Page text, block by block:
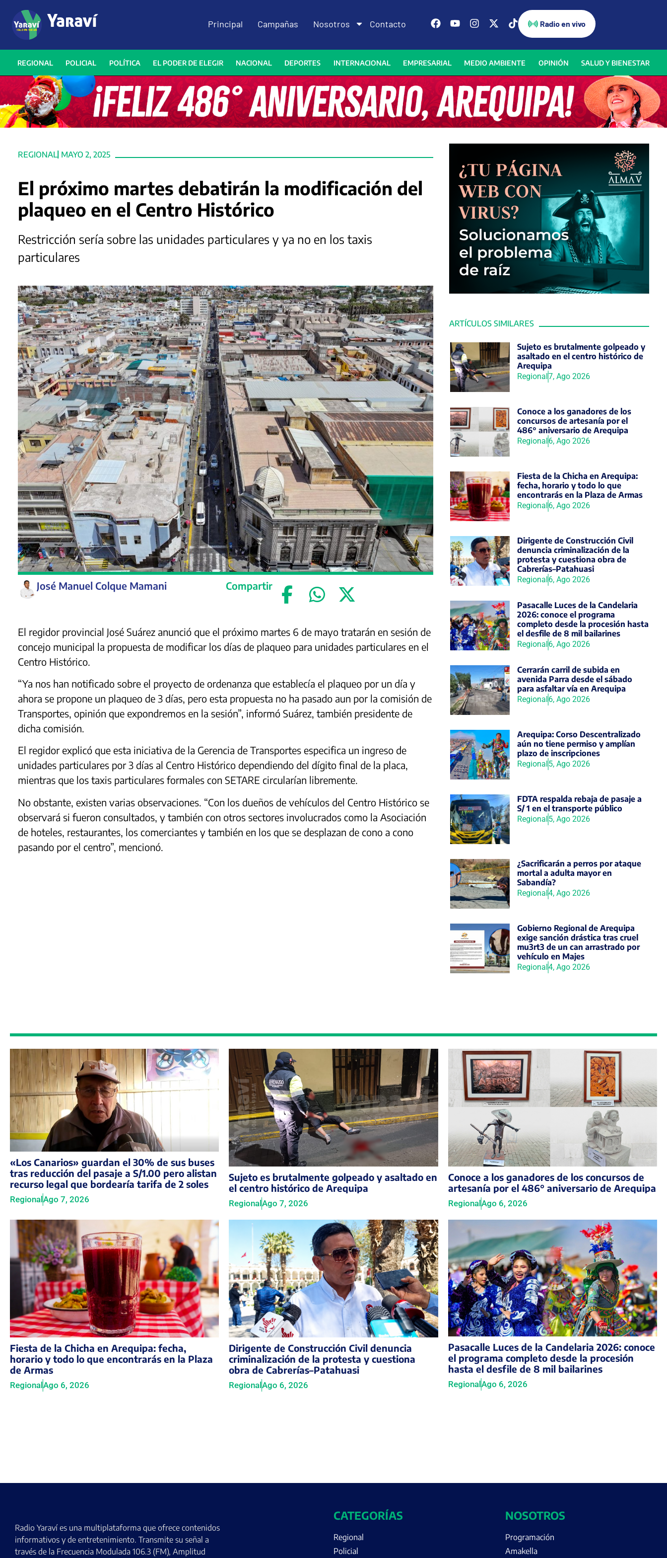
Principal Campañas Nosotros Contacto Radio en vivo
REGIONAL POLICIAL POLÍTICA EL PODER DE ELEGIR NACIONAL DEPORTES INTERNACIONAL EMPRESARIAL MEDIO AMBIENTE OPINIÓN SALUD Y BIENESTAR
ARTÍCULOS SIMILARES
Sujeto es brutalmente golpeado y
asaltado en el centro histórico de
Arequipa
Regional7, Ago 2026
Conoce a los ganadores de los
concursos de artesanía por el
486° aniversario de Arequipa
Regional6, Ago 2026
Fiesta de la Chicha en Arequipa:
fecha, horario y todo lo que
encontrarás en la Plaza de Armas
Regional6, Ago 2026
Dirigente de Construcción Civil
denuncia criminalización de la
protesta y cuestiona obra de
Cabrerías–Patahuasi
Regional6, Ago 2026
Pasacalle Luces de la Candelaria
2026: conoce el programa
completo desde la procesión hasta
el desfile de 8 mil bailarines
Regional6, Ago 2026
Cerrarán carril de subida en
avenida Parra desde el sábado
para asfaltar vía en Arequipa
Regional6, Ago 2026
Arequipa: Corso Descentralizado
aún no tiene permiso y amplían
plazo de inscripciones
Regional5, Ago 2026
FDTA respalda rebaja de pasaje a
S/ 1 en el transporte público
Regional5, Ago 2026
¿Sacrificarán a perros por ataque
mortal a adulta mayor en
Sabandía?
Regional4, Ago 2026
Gobierno Regional de Arequipa
exige sanción drástica tras cruel
mu3rt3 de un can arrastrado por
vehículo en Majes
Regional4, Ago 2026
REGIONAL MAYO 2, 2025
El próximo martes debatirán la modificación del
plaqueo en el Centro Histórico
Restricción sería sobre las unidades particulares y ya no en los taxis
particulares
José Manuel Colque Mamani Compartir
El regidor provincial José Suárez anunció que el próximo martes 6 de mayo tratarán en sesión de
concejo municipal la propuesta de modificar los días de plaqueo para unidades particulares en el
Centro Histórico.
“Ya nos han notificado sobre el proyecto de ordenanza que establecía el plaqueo por un día y
ahora se propone un plaqueo de 3 días, pero esta propuesta no ha pasado aun por la comisión de
Transportes, opinión que expondremos en la sesión”, informó Suárez, también presidente de
dicha comisión.
El regidor explicó que esta iniciativa de la Gerencia de Transportes especifica un ingreso de
unidades particulares por 3 días al Centro Histórico dependiendo del dígito final de la placa,
mientras que los taxis particulares formales con SETARE circularían libremente.
No obstante, existen varias observaciones. “Con los dueños de vehículos del Centro Histórico se
observará si fueron consultados, y también con otros sectores involucrados como la Asociación
de hoteles, restaurantes, los comerciantes y también en los que se desplazan de cono a cono
pasando por el centro”, mencionó.
«Los Canarios» guardan el 30% de sus buses
tras reducción del pasaje a S/1.00 pero alistan
recurso legal que bordearía tarifa de 2 soles
Regional Ago 7, 2026
Sujeto es brutalmente golpeado y asaltado en
el centro histórico de Arequipa
RegionalAgo 7, 2026
Conoce a los ganadores de los concursos de
artesanía por el 486° aniversario de Arequipa
RegionalAgo 6, 2026
Fiesta de la Chicha en Arequipa: fecha,
horario y todo lo que encontrarás en la Plaza
de Armas
RegionalAgo 6, 2026
Dirigente de Construcción Civil denuncia
criminalización de la protesta y cuestiona
obra de Cabrerías–Patahuasi
RegionalAgo 6, 2026
Pasacalle Luces de la Candelaria 2026: conoce
el programa completo desde la procesión
hasta el desfile de 8 mil bailarines
RegionalAgo 6, 2026
Radio Yaraví es una multiplataforma que ofrece contenidos
informativos y de entretenimiento. Transmite su señal a
través de la Frecuencia Modulada 106.3 (FM), Amplitud
CATEGORÍAS
Regional
Policial
NOSOTROS
Programación
Amakella